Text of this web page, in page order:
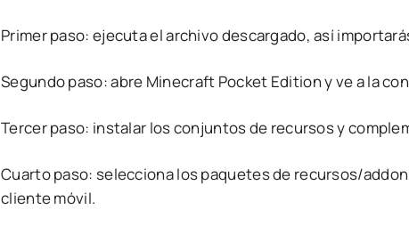
Primer paso: ejecuta el archivo descargado, así
Segundo paso: abre Minecraft Pocket Edition y ve a la
Tercer paso: instalar los conjuntos de recursos y
Cuarto paso: selecciona los paquetes de recursos/
cliente móvil.